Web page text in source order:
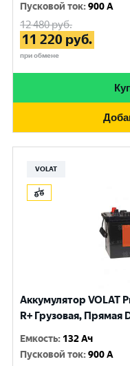
Пусковой ток:900 A
12 480руб.
11 220 руб.
при обмене
VOLAT
Аккумулятор VOLAT
R+ Грузовая, Прямая
Емкость: 132 Ач
Пусковой ток:900 A